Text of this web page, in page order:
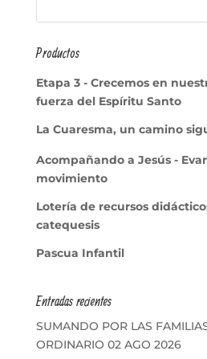
Productos
Etapa 3 - Crecemos en
fuerza del Espíritu Santo
La Cuaresma, un camino
Acompañando a Jesús -
movimiento
Lotería de recursos
catequesis
Pascua Infantil
Entradas recientes
SUMANDO POR LAS
ORDINARIO 02 AGO 2026